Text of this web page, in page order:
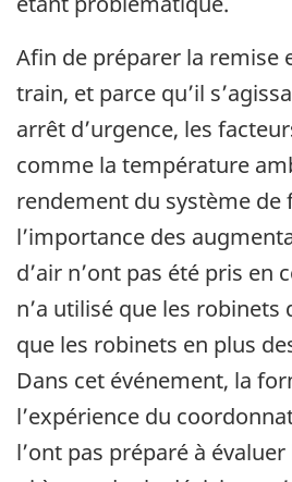
Afin de préparer la remise
train, et parce qu’il
arrêt d’urgence, les
comme la température
rendement du système de
l’importance des
d’air n’ont pas été pris en
n’a utilisé que les
que les robinets en plus
Dans cet événement, la
l’expérience du
l’ont pas préparé à